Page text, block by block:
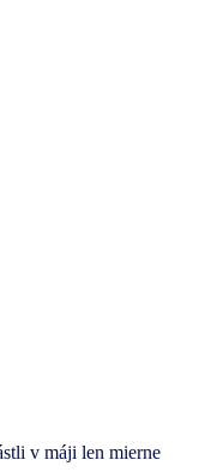
v máji len mierne